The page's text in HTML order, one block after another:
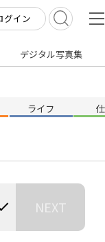
グイン
デジタル写真集
ライフ
NEXT